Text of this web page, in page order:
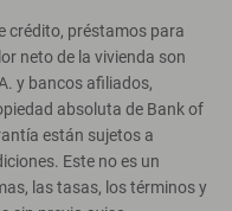
crédito, préstamos para
neto de la vivienda son
y bancos afiliados,
absoluta de Bank of
están sujetos a
Este no es un
las tasas, los términos y